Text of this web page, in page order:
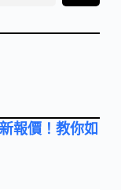
報價！教你如